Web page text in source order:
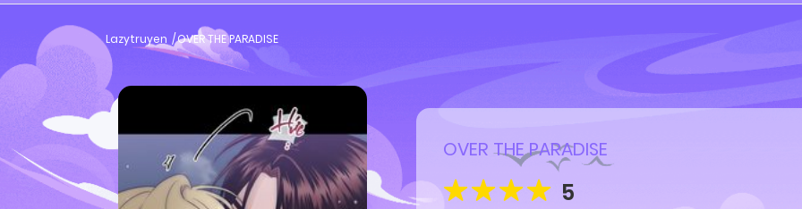
Lazytruyen OVER THE PARADISE
OVER THE PARADISE
5